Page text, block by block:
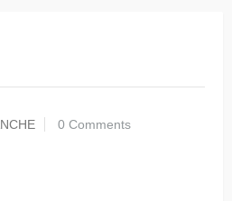
0 Comments